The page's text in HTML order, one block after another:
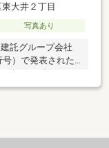
大井２丁目
写真あり
託グループ会社
号）で発表された